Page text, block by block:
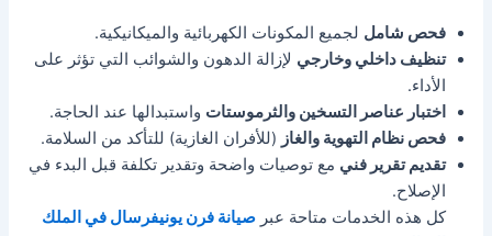
فحص شامل لجميع المكونات الكهربائية والميكانيكية.
تنظيف داخلي وخارجي لإزالة الدهون والشوائب التي تؤثر على
الأداء.
اختبار عناصر التسخين والثرموستات واستبدالها عند الحاجة.
فحص نظام التهوية والغاز (للأفران الغازية) للتأكد من السلامة.
تقديم تقرير فني مع توصيات واضحة وتقدير تكلفة قبل البدء في
الإصلاح.
كل هذه الخدمات متاحة عبرصيانة فرن يونيفرسال في الملك